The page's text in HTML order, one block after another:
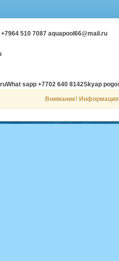
510 7087 aquapool66@mail.ru
sapp +7702 640 8142Skyap
Внимание! Информация